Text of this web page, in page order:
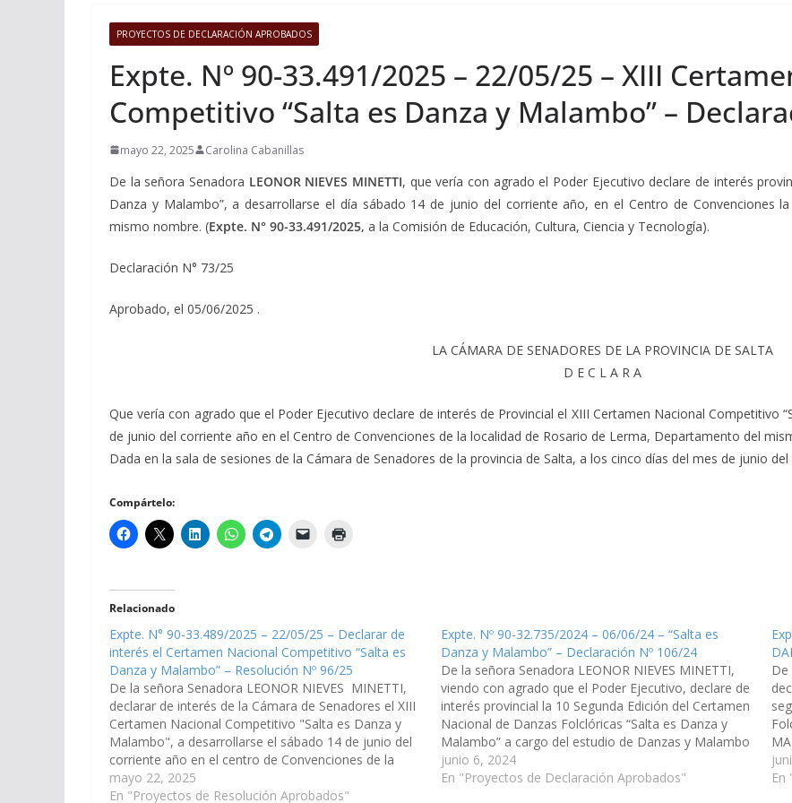
PROYECTOS DE DECLARACIÓN APROBADOS
Expte. Nº 90-33.491/2025 – 22/05/25 – XIII
Competitivo “Salta es Danza y Malambo” –
mayo 22, 2025 Carolina Cabanillas
De la señora Senadora LEONOR NIEVES MINETTI, que vería con agrado el Poder Ejecutivo declare de interés
Danza y Malambo”, a desarrollarse el día sábado 14 de junio del corriente año, en el Centro de Convenciones
mismo nombre. (Expte. N° 90-33.491/2025, a la Comisión de Educación, Cultura, Ciencia y Tecnología).
Declaración N° 73/25
Aprobado, el 05/06/2025 .
LA CÁMARA DE SENADORES DE LA PROVINCIA DE SALTA
D E C L A R A
Que vería con agrado que el Poder Ejecutivo declare de interés de Provincial el XIII Certamen Nacional Competitivo
de junio del corriente año en el Centro de Convenciones de la localidad de Rosario de Lerma, Departamento del
Dada en la sala de sesiones de la Cámara de Senadores de la provincia de Salta, a los cinco días del mes de junio
Compártelo:
Relacionado
Expte. N° 90-33.489/2025 – 22/05/25 – Declarar de
interés el Certamen Nacional Competitivo “Salta es
Danza y Malambo” – Resolución Nº 96/25
De la señora Senadora LEONOR NIEVES MINETTI,
declarar de interés de la Cámara de Senadores el XIII
Certamen Nacional Competitivo "Salta es Danza y
Malambo", a desarrollarse el sábado 14 de junio del
corriente año en el centro de Convenciones de la
localidad de Rosario de Lerma, departamento del
mismo…
mayo 22, 2025
En "Proyectos de Resolución Aprobados"
Expte. Nº 90-32.735/2024 – 06/06/24 – “Salta es
Danza y Malambo” – Declaración Nº 106/24
De la señora Senadora LEONOR NIEVES MINETTI,
viendo con agrado que el Poder Ejecutivo, declare de
interés provincial la 10 Segunda Edición del Certamen
Nacional de Danzas Folclóricas “Salta es Danza y
Malambo” a cargo del estudio de Danzas y Malambo
El Facon, a realizarse el día 8 de junio del…
junio 6, 2024
En "Proyectos de Declaración Aprobados"
De
En